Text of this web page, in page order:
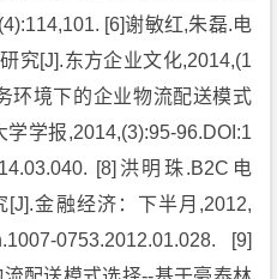
[6]谢敏红,朱磊.电
究[J].东方企业文化,2014,(1
环境下的企业物流配送模式
学报,2014,(3):95-96.DOI:1
[8]洪明珠.B2C电
金融经济：下半月,2012,
0753.2012.01.028. [9]